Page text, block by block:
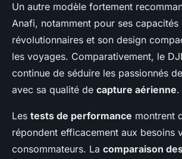
Un autre modèle fortement
Anafi, notamment pour ses capacités
révolutionnaires et son design
les voyages. Comparativement, le
continue de séduire les passionnés
avec sa qualité de capture aérienne.
Les tests de performance montrent
répondent efficacement aux besoins
consommateurs. La comparaison